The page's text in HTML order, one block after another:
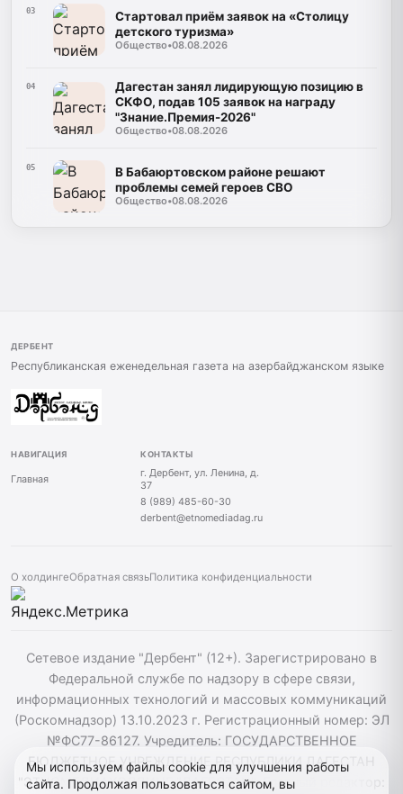
03
Стартовал приём заявок на «Столицу
детского туризма»
Общество•08.08.2026
04
Дагестан занял лидирующую позицию в
СКФО, подав 105 заявок на награду
"Знание.Премия-2026"
Общество•08.08.2026
05
В Бабаюртовском районе решают
проблемы семей героев СВО
Общество•08.08.2026
ДЕРБЕНТ
Республиканская еженедельная газета на азербайджанском языке
НАВИГАЦИЯ
Главная
КОНТАКТЫ
г. Дербент, ул. Ленина, д.
37
8 (989) 485-60-30
derbent@etnomediadag.ru
О холдингеОбратная связьПолитика конфиденциальности
Сетевое издание "Дербент" (12+). Зарегистрировано в
Федеральной службе по надзору в сфере связи,
информационных технологий и массовых коммуникаций
(Роскомнадзор) 13.10.2023 г. Регистрационный номер: ЭЛ
№ФС77-86127. Учредитель: ГОСУДАРСТВЕННОЕ
БЮДЖЕТНОЕ УЧРЕЖДЕНИЕ РЕСПУБЛИКИ ДАГЕСТАН
"ЭТНОМЕДИАХОЛДИНГ "ДАГЕСТАН". Главный редактор:
Мы используем файлы cookie для улучшения работы
сайта. Продолжая пользоваться сайтом, вы